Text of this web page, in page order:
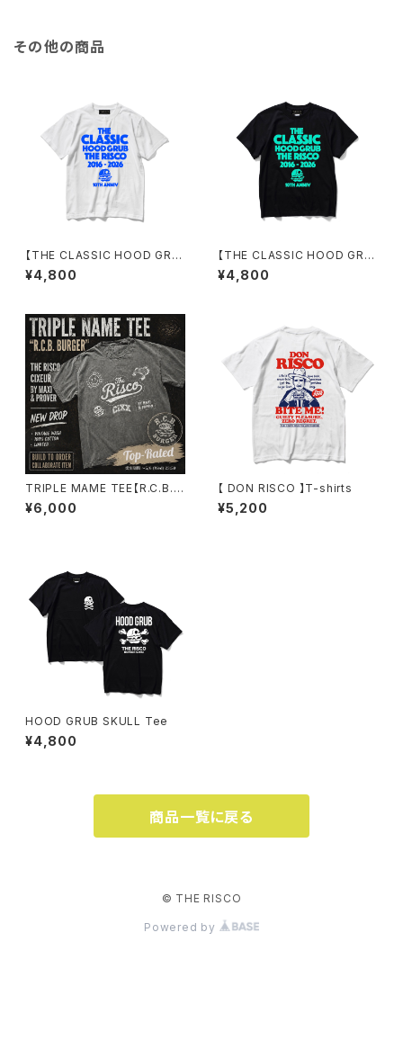
その他の商品
【THE CLASSIC HOOD GRU
B】 Tee
¥4,800
【THE CLASSIC HOOD GRU
B】 Tee
¥4,800
TRIPLE MAME TEE【R.C.B. B
URGER】
¥6,000
【 DON RISCO 】T-shirts
¥5,200
HOOD GRUB SKULL Tee
¥4,800
商品一覧に戻る
© THE RISCO
Powered by